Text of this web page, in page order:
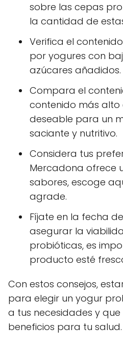
sobre las cepas
la cantidad de
Verifica el
por yogures con
azúcares añadidos.
Compara el
contenido más alto
deseable para un
saciante y nutritivo.
Considera tus
Mercadona ofrece
sabores, escoge
agrade.
Fíjate en la fecha
asegurar la
probióticas, es
producto esté
Con estos consejos,
para elegir un yogur
a tus necesidades y
beneficios para tu salud.